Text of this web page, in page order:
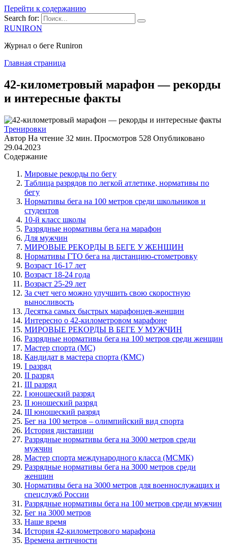
Перейти к содержанию
Search for:
RUNIRON
Журнал о беге Runiron
Главная страница
42-километровый марафон — рекорды
и интересные факты
Тренировки
Автор На чтение 32 мин. Просмотров 528 Опубликовано
29.04.2023
Содержание
Мировые рекорды по бегу
Таблица разрядов по легкой атлетике, нормативы по
бегу
Нормативы бега на 100 метров среди школьников и
студентов
10-й класс школы
Разрядные нормативы бега на марафон
Для мужчин
МИРОВЫЕ РЕКОРДЫ В БЕГЕ У ЖЕНЩИН
Нормативы ГТО бега на дистанцию-стометровку
Возраст 16-17 лет
Возраст 18-24 года
Возраст 25-29 лет
За счет чего можно улучшить свою скоростную
выносливость
Десятка самых быстрых марафонцев-женщин
Интересно о 42-километровом марафоне
МИРОВЫЕ РЕКОРДЫ В БЕГЕ У МУЖЧИН
Разрядные нормативы бега на 100 метров среди женщин
Мастер спорта (МС)
Кандидат в мастера спорта (КМС)
I разряд
II разряд
III разряд
I юношеский разряд
II юношеский разряд
III юношеский разряд
Бег на 100 метров – олимпийский вид спорта
История дистанции
Разрядные нормативы бега на 3000 метров среди
мужчин
Мастер спорта международного класса (МСМК)
Разрядные нормативы бега на 3000 метров среди
женщин
Нормативы бега на 3000 метров для военнослужащих и
спецслужб России
Разрядные нормативы бега на 100 метров среди мужчин
Бег на 3000 метров
Наше время
История 42-километрового марафона
Времена античности